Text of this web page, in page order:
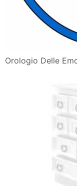
Orologio Delle